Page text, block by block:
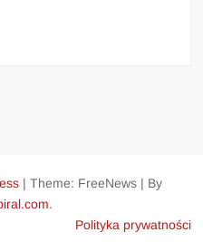
| Theme: FreeNews | By
.
Polityka prywatności